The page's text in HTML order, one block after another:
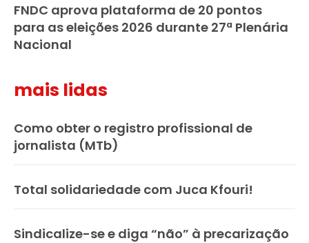
FNDC aprova plataforma de 20 pontos
para as eleições 2026 durante 27ª Plenária
Nacional
mais lidas
Como obter o registro profissional de
jornalista (MTb)
Total solidariedade com Juca Kfouri!
Sindicalize-se e diga “não” à precarização